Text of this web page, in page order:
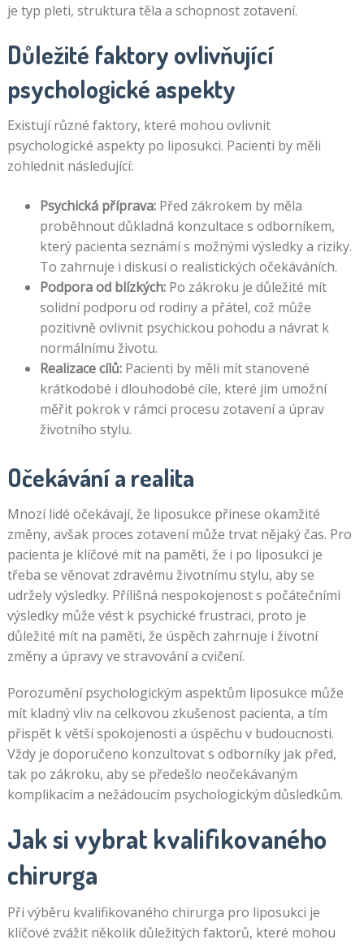
je typ pleti, struktura těla a schopnost zotavení.
Důležité faktory ovlivňující
psychologické aspekty
Existují různé faktory, které mohou ovlivnit
psychologické aspekty po liposukci. Pacienti by měli
zohlednit následující:
Psychická příprava:Před zákrokem by měla
proběhnout důkladná konzultace s odborníkem,
který pacienta seznámí s možnými výsledky a riziky.
To zahrnuje i diskusi o realistických očekáváních.
Podpora od blízkých:Po zákroku je důležité mít
solidní podporu od rodiny a přátel, což může
pozitivně ovlivnit psychickou pohodu a návrat k
normálnímu životu.
Realizace cílů:Pacienti by měli mít stanovené
krátkodobé i dlouhodobé cíle, které jim umožní
měřit pokrok v rámci procesu zotavení a úprav
životního stylu.
Očekávání a realita
Mnozí lidé očekávají, že liposukce přinese okamžité
změny, avšak proces zotavení může trvat nějaký čas. Pro
pacienta je klíčové mít na paměti, že i po liposukci je
třeba se věnovat zdravému životnímu stylu, aby se
udržely výsledky. Přílišná nespokojenost s počátečními
výsledky může vést k psychické frustraci, proto je
důležité mít na paměti, že úspěch zahrnuje i životní
změny a úpravy ve stravování a cvičení.
Porozumění psychologickým aspektům liposukce může
mít kladný vliv na celkovou zkušenost pacienta, a tím
přispět k větší spokojenosti a úspěchu v budoucnosti.
Vždy je doporučeno konzultovat s odborníky jak před,
tak po zákroku, aby se předešlo neočekávaným
komplikacím a nežádoucím psychologickým důsledkům.
Jak si vybrat kvalifikovaného
chirurga
Při výběru kvalifikovaného chirurga pro liposukci je
klíčové zvážit několik důležitých faktorů, které mohou